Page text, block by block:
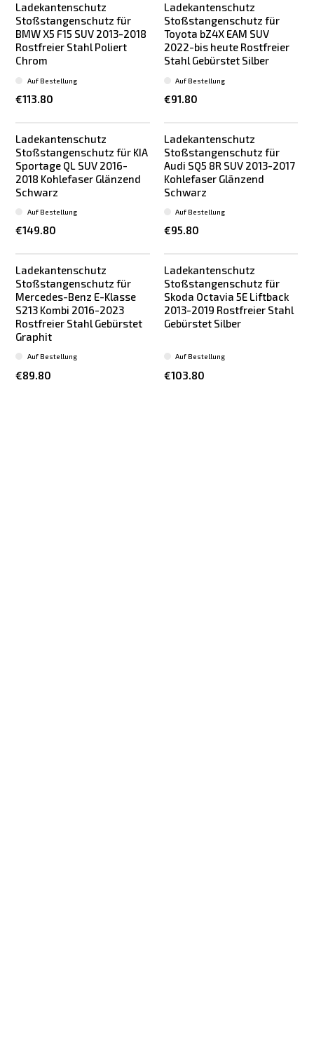
Ladekantenschutz
Stoßstangenschutz für
BMW X5 F15 SUV 2013-2018
Rostfreier Stahl Poliert
Chrom
€113.80
Auf Bestellung
Ladekantenschutz
Stoßstangenschutz für
Toyota bZ4X EAM SUV
2022-bis heute Rostfreier
Stahl Gebürstet Silber
€91.80
Auf Bestellung
Ladekantenschutz
Stoßstangenschutz für KIA
Sportage QL SUV 2016-
2018 Kohlefaser Glänzend
Schwarz
€149.80
Auf Bestellung
Ladekantenschutz
Stoßstangenschutz für
Audi SQ5 8R SUV 2013-2017
Kohlefaser Glänzend
Schwarz
€95.80
Auf Bestellung
Ladekantenschutz
Stoßstangenschutz für
Mercedes-Benz E-Klasse
S213 Kombi 2016-2023
Rostfreier Stahl Gebürstet
Graphit
€89.80
Auf Bestellung
Ladekantenschutz
Stoßstangenschutz für
Skoda Octavia 5E Liftback
2013-2019 Rostfreier Stahl
Gebürstet Silber
€103.80
Auf Bestellung